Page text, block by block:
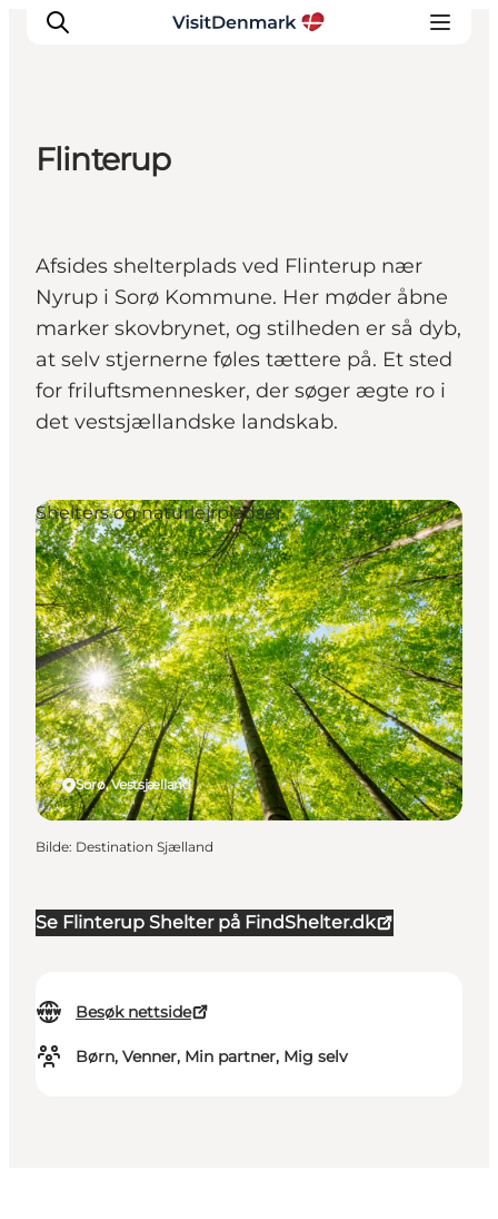
Aktiviteter
Overnatting
Planlegg reisen
Flinterup
Afsides shelterplads ved Flinterup nær
Nyrup i Sorø Kommune. Her møder åbne
marker skovbrynet, og stilheden er så dyb,
at selv stjernerne føles tættere på. Et sted
for friluftsmennesker, der søger ægte ro i
det vestsjællandske landskab.
Se Flinterup Shelter på FindShelter.dk
Besøk nettside
Børn, Venner, Min partner, Mig selv
Sorø, Vestsjælland
Shelters og naturlejrpladser
Bilde: Destination Sjælland